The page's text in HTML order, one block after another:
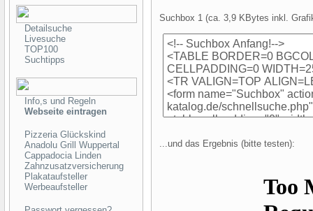
Detailsuche
Livesuche
TOP100
Suchtipps
Info,s und Regeln
Webseite eintragen
Pizzeria Glückskind
Anadolu Grill Wuppertal
Cappadocia Linden
Zahnzusatzversicherung
Plakataufsteller
Werbeaufsteller
Suchbox 1 (ca. 3,9 KBytes inkl.
...und das Ergebnis (bitte testen):